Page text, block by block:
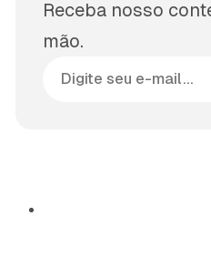
Receba nosso
mão.